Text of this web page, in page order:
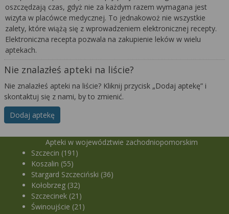
oszczędzają czas, gdyż nie za każdym razem wymagana jest
wizyta w placówce medycznej. To jednakowoż nie wszystkie
zalety, które wiążą się z wprowadzeniem elektronicznej recepty.
Elektroniczna recepta pozwala na zakupienie leków w wielu
aptekach.
Nie znalazłeś apteki na liście?
Nie znalazłeś apteki na liście? Kliknij przycisk „Dodaj aptekę” i
skontaktuj się z nami, by to zmienić.
Dodaj aptekę
Apteki w województwie zachodniopomorskim
Szczecin (191)
Koszalin (55)
Stargard Szczeciński (36)
Kołobrzeg (32)
Szczecinek (21)
Świnoujście (21)